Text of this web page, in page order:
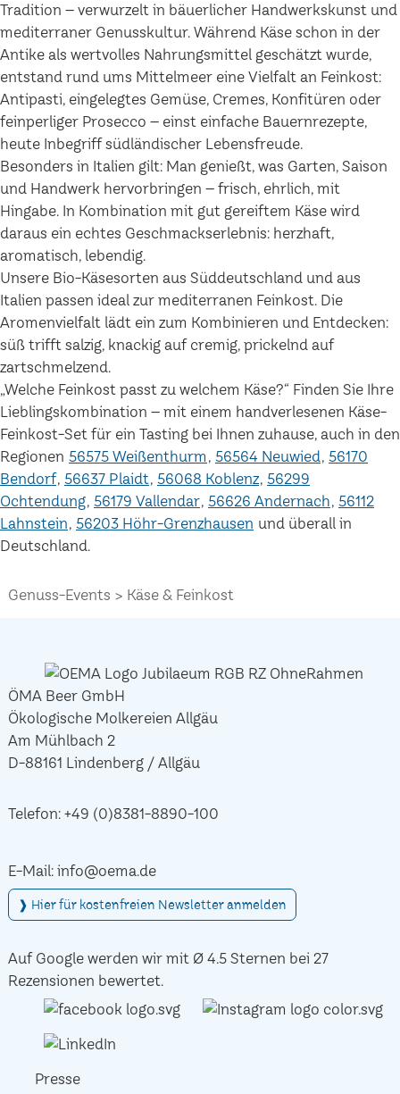
Tradition – verwurzelt in bäuerlicher Handwerkskunst und
mediterraner Genusskultur. Während Käse schon in der
Antike als wertvolles Nahrungsmittel geschätzt wurde,
entstand rund ums Mittelmeer eine Vielfalt an Feinkost:
Antipasti, eingelegtes Gemüse, Cremes, Konfitüren oder
feinperliger Prosecco – einst einfache Bauernrezepte,
heute Inbegriff südländischer Lebensfreude.
Besonders in Italien gilt: Man genießt, was Garten, Saison
und Handwerk hervorbringen – frisch, ehrlich, mit
Hingabe. In Kombination mit gut gereiftem Käse wird
daraus ein echtes Geschmackserlebnis: herzhaft,
aromatisch, lebendig.
Unsere Bio-Käsesorten aus Süddeutschland und aus
Italien passen ideal zur mediterranen Feinkost. Die
Aromenvielfalt lädt ein zum Kombinieren und Entdecken:
süß trifft salzig, knackig auf cremig, prickelnd auf
zartschmelzend.
„Welche Feinkost passt zu welchem Käse?“ Finden Sie Ihre
Lieblingskombination – mit einem handverlesenen Käse-
Feinkost-Set für ein Tasting bei Ihnen zuhause, auch in den
Regionen 56575 Weißenthurm 56564 Neuwied 56170
Bendorf 56637 Plaidt 56068 Koblenz 56299
Ochtendung 56179 Vallendar 56626 Andernach 56112
Lahnstein 56203 Höhr-Grenzhausen und überall in
Deutschland.
Genuss-Events Käse & Feinkost
ÖMA Beer GmbH
Ökologische Molkereien Allgäu
Am Mühlbach 2
D-88161 Lindenberg / Allgäu
Telefon: +49 (0)8381-8890-100
E-Mail: info@oema.de
❱ Hier für kostenfreien Newsletter anmelden
Auf Google werden wir mit Ø 4.5 Sternen bei 27
Rezensionen bewertet.
Presse